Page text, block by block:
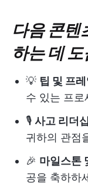
다음 콘텐
하는 데
💡 팁 및 프
수 있는 프로
🎙️ 사고 리더십
귀하의 관점
🎉 마일스톤
공을 축하하